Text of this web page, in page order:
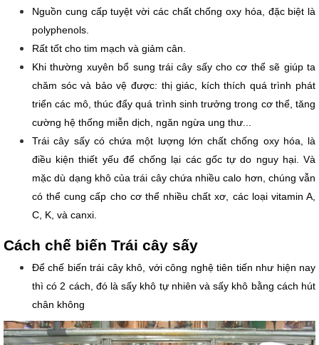
Nguồn cung cấp tuyệt vời các chất chống oxy hóa, đặc biệt là
polyphenols.
Rất tốt cho tim mạch và giảm cân.
Khi thường xuyên bổ sung trái cây sấy cho cơ thể sẽ giúp ta
chăm sóc và bảo vệ được: thị giác, kích thích quá trình phát
triển các mô, thúc đẩy quá trình sinh trưởng trong cơ thể, tăng
cường hệ thống miễn dịch, ngăn ngừa ung thư...
Trái cây sấy có chứa một lượng lớn chất chống oxy hóa, là
điều kiện thiết yếu để chống lại các gốc tự do nguy hại. Và
mặc dù dạng khô của trái cây chứa nhiều calo hơn, chúng vẫn
có thể cung cấp cho cơ thể nhiều chất xơ, các loại vitamin A,
C, K, và canxi.
Cách chế biến Trái cây sấy
Để chế biến trái cây khô, với công nghệ tiên tiến như hiện nay
thì có 2 cách, đó là sấy khô tự nhiên và sấy khô bằng cách hút
chân không